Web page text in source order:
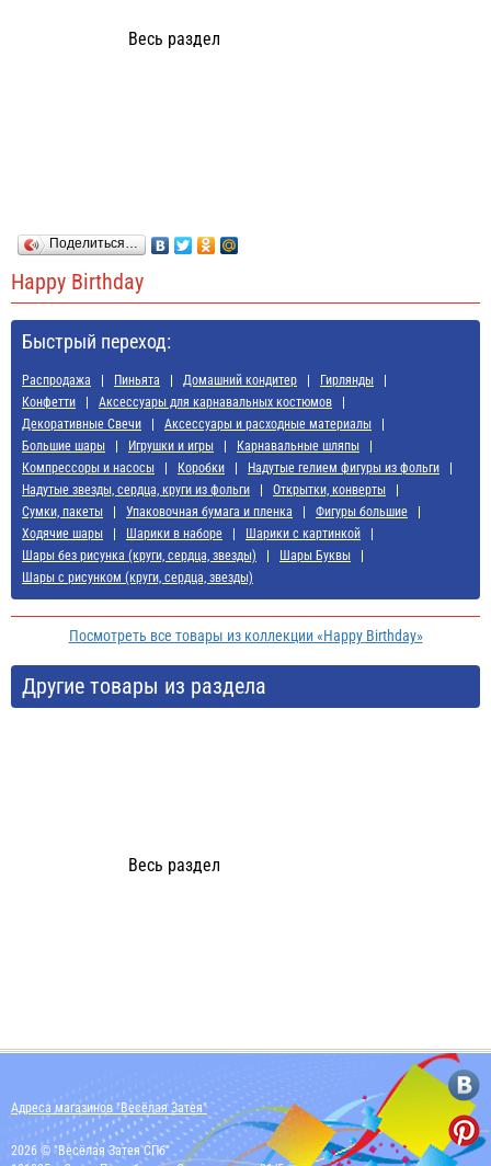
Весь раздел
Поделиться…
Happy Birthday
Быстрый переход:
Распродажа Пиньята Домашний кондитер
Гирлянды
Конфетти
Аксессуары для карнавальных костюмов
Декоративные Свечи
Аксессуары и расходные материалы
Большие шары
Игрушки и игры
Карнавальные шляпы
Компрессоры и насосы
Коробки
Надутые гелием фигуры из фольги
Надутые звезды, сердца, круги из фольги
Открытки, конверты
Сумки, пакеты
Упаковочная бумага и пленка
Фигуры большие
Ходячие шары
Шарики в наборе
Шарики с картинкой
Шары без рисунка (круги, сердца, звезды)
Шары Буквы
Шары с рисунком (круги, сердца, звезды)
Посмотреть все товары из коллекции «Happy Birthday»
Другие товары из раздела
Весь раздел
Адреса магазинов "Весёлая Затея"
2026 © "Весёлая Затея СПб"